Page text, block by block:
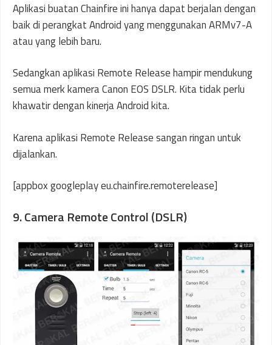
Aplikasi buatan Chainfire ini hanya dapat berjalan dengan
baik di perangkat Android yang menggunakan ARMv7-A
atau yang lebih baru.
Sedangkan aplikasi Remote Release hampir mendukung
semua merk kamera Canon EOS DSLR. Kita tidak perlu
khawatir dengan kinerja Android kita.
Karena aplikasi Remote Release sangan ringan untuk
dijalankan.
[appbox googleplay eu.chainfire.remoterelease]
9. Camera Remote Control (DSLR)